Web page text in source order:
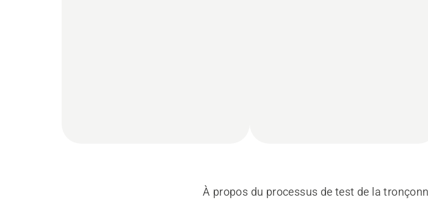
À propos du processus de test de la